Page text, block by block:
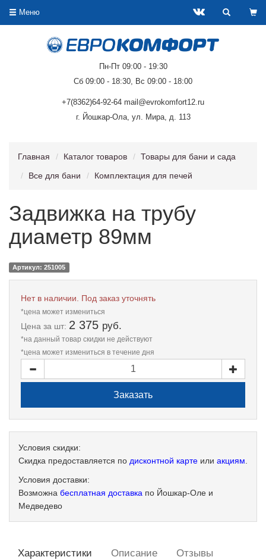
Меню
Пн-Пт 09:00 - 19:30
Сб 09:00 - 18:30, Вс 09:00 - 18:00
+7(8362)64-92-64 mail@evrokomfort12.ru
г. Йошкар-Ола, ул. Мира, д. 113
Главная Каталог товаров
Товары для бани и сада
Все для бани
Комплектация для печей
Задвижка на трубу
диаметр 89мм
Артикул: 251005
Нет в наличии. Под заказ уточнять
*цена может измениться
Цена за шт: 2 375 руб.
*на данный товар скидки не действуют
*цена может измениться в течение дня
Условия скидки:
Скидка предоставляется по дисконтной карте или акциям
Условия доставки:
Возможна бесплатная доставка по Йошкар-Оле и
Медведево
Характеристики Описание Отзывы